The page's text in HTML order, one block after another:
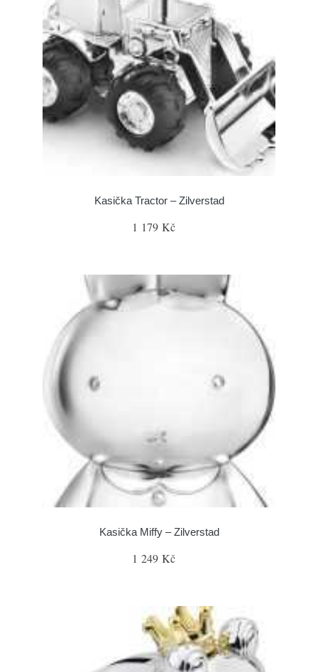
Kasička Tractor – Zilverstad
1 179 Kč
Kasička Miffy – Zilverstad
1 249 Kč